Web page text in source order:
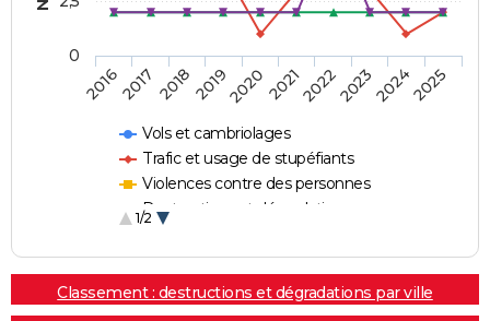
Vols et cambriolages
Trafic et usage de stupéfiants
Violences contre des personnes
Destructions et dégradations
1/2
20162017 20182019202020212022202320242025
0
Classement : destructions et dégradations par ville